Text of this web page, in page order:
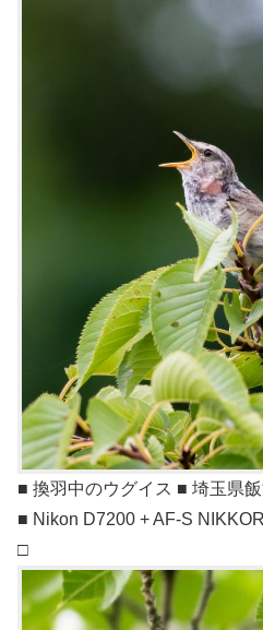
■ 換羽中のウグイス ■ 埼玉県
■ Nikon D7200 + AF-S
□